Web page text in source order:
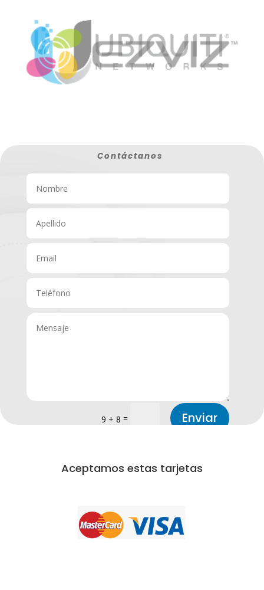
Contáctanos
9 + 8 = Enviar
Aceptamos estas tarjetas